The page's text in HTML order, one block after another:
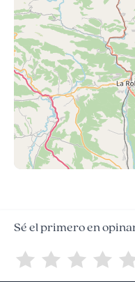
Sé el primero en